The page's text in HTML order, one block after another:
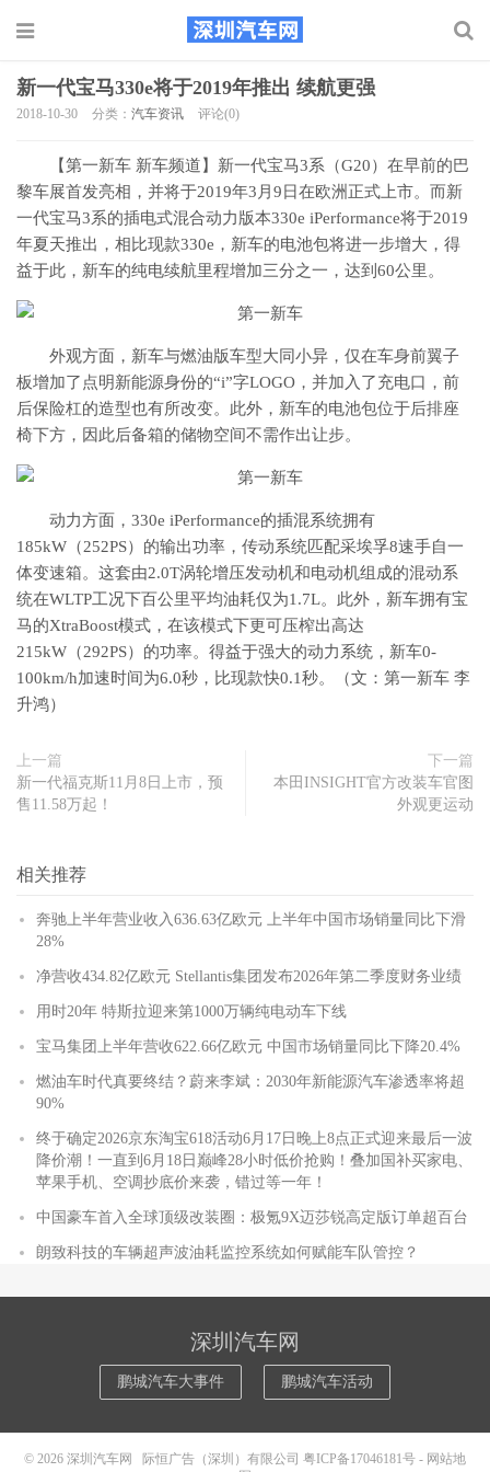
新一代宝马330e将于2019年推出 续航更强
2018-10-30 分类： 汽车资讯 评论(0)
【第一新车 新车频道】新一代宝马3系（G20）在早前的巴
黎车展首发亮相，并将于2019年3月9日在欧洲正式上市。而新
一代宝马3系的插电式混合动力版本330e iPerformance将于2019
年夏天推出，相比现款330e，新车的电池包将进一步增大，得
益于此，新车的纯电续航里程增加三分之一，达到60公里。
外观方面，新车与燃油版车型大同小异，仅在车身前翼子
板增加了点明新能源身份的“i”字LOGO，并加入了充电口，前
后保险杠的造型也有所改变。此外，新车的电池包位于后排座
椅下方，因此后备箱的储物空间不需作出让步。
动力方面，330e iPerformance的插混系统拥有
185kW（252PS）的输出功率，传动系统匹配采埃孚8速手自一
体变速箱。这套由2.0T涡轮增压发动机和电动机组成的混动系
统在WLTP工况下百公里平均油耗仅为1.7L。此外，新车拥有宝
马的XtraBoost模式，在该模式下更可压榨出高达
215kW（292PS）的功率。得益于强大的动力系统，新车0-
100km/h加速时间为6.0秒，比现款快0.1秒。（文：第一新车 李
升鸿）
上一篇
新一代福克斯11月8日上市，预
售11.58万起！
下一篇
本田INSIGHT官方改装车官图
外观更运动
相关推荐
奔驰上半年营业收入636.63亿欧元 上半年中国市场销量同比下滑
28%
净营收434.82亿欧元 Stellantis集团发布2026年第二季度财务业绩
用时20年 特斯拉迎来第1000万辆纯电动车下线
宝马集团上半年营收622.66亿欧元 中国市场销量同比下降20.4%
燃油车时代真要终结？蔚来李斌：2030年新能源汽车渗透率将超
90%
终于确定2026京东淘宝618活动6月17日晚上8点正式迎来最后一波
降价潮！一直到6月18日巅峰28小时低价抢购！叠加国补买家电、
苹果手机、空调抄底价来袭，错过等一年！
中国豪车首入全球顶级改装圈：极氪9X迈莎锐高定版订单超百台
朗致科技的车辆超声波油耗监控系统如何赋能车队管控？
深圳汽车网
鹏城汽车大事件 鹏城汽车活动
© 2026 深圳汽车网 际恒广告（深圳）有限公司 粤ICP备17046181号 - 网站地